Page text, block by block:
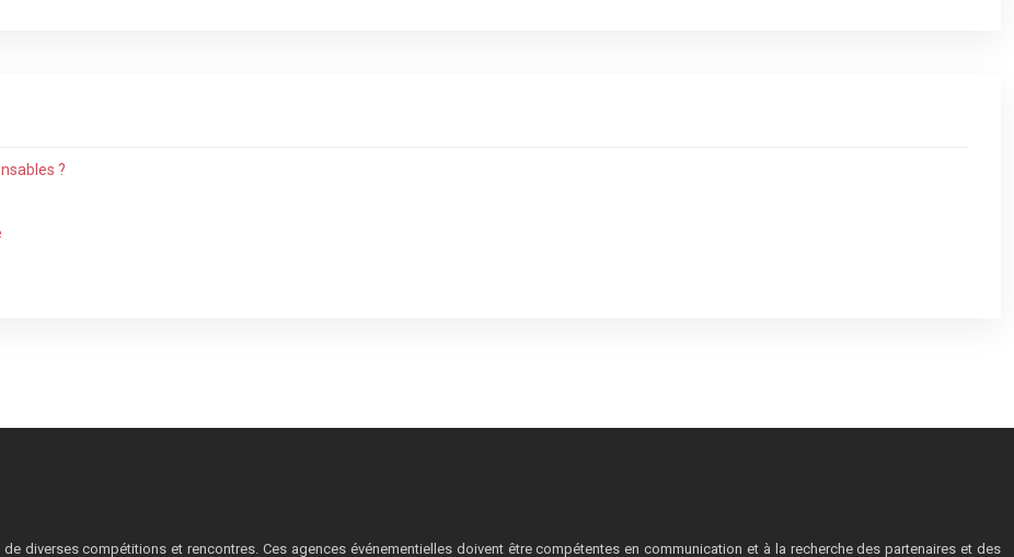
?
diverses compétitions et rencontres. Ces agences événementielles doivent être compétentes en communication et à la recherche des partenaires et des